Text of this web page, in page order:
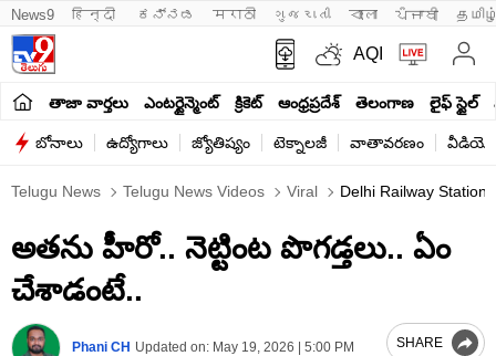
News9 हिन्दी ಕನ್ನಡ मराठी ગુજરાતી বাংলা ਪੰਜਾਬੀ
AQI
తాజా వార్తలు ఎంటర్టైన్మెంట్ క్రికెట్ ఆంధ్రప్రదేశ్ తెలంగాణ లైఫ్ స్టైల్
బోనాలు ఉద్యోగాలు జ్యోతిష్యం టెక్నాలజీ వాతావరణం
Telugu News Telugu News Videos Viral Delhi Railway Station
అతను హీరో.. నెట్టింట పొగడ్తలు.. ఏం
చేశాడంటే..
Phani CH Updated on: May 19, 2026 | 5:00 PM SHARE